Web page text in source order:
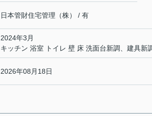
日本管財住宅管理（株） / 有
2024年3月
キッチン 浴室 トイレ 壁 床 洗面台新調、建具新
2026年08月18日